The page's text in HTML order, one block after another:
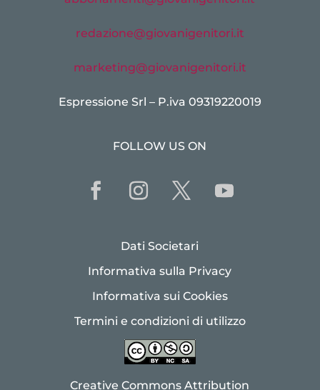
redazione@giovanigenitori.it
marketing@giovanigenitori.it
Espressione Srl – P.iva 09319220019
FOLLOW US ON
Dati Societari
Informativa sulla Privacy
Informativa sui Cookies
Termini e condizioni di utilizzo
Creative Commons Attribution